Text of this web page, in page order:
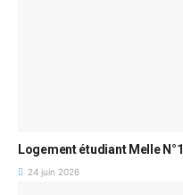
Logement étudiant Melle N°1
24 juin 2026